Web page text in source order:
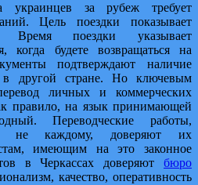
украинцев за рубеж требует
Цель поездки показывает
Время поездки указывает
когда будете возвращаться на
подтверждают наличие
в другой стране. Но ключевым
личных и коммерческих
правило, на язык принимающей
Переводческие работы,
не каждому, доверяют их
имеющим на это законное
в Черкассах доверяют бюро
качество, оперативность